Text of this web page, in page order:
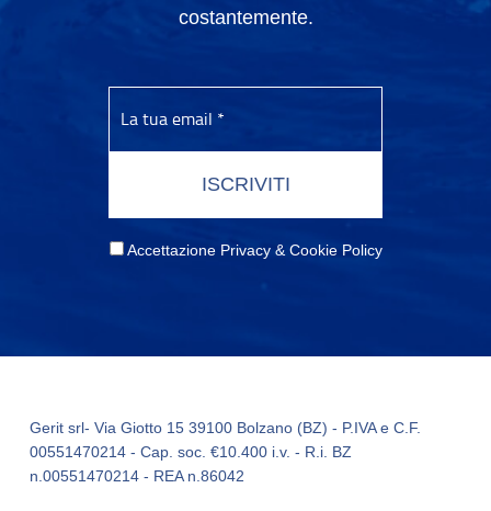
costantemente.
Accettazione Privacy & Cookie Policy
Gerit srl- Via Giotto 15 39100 Bolzano (BZ) - P.IVA e C.F.
00551470214 - Cap. soc. €10.400 i.v. - R.i. BZ
n.00551470214 - REA n.86042